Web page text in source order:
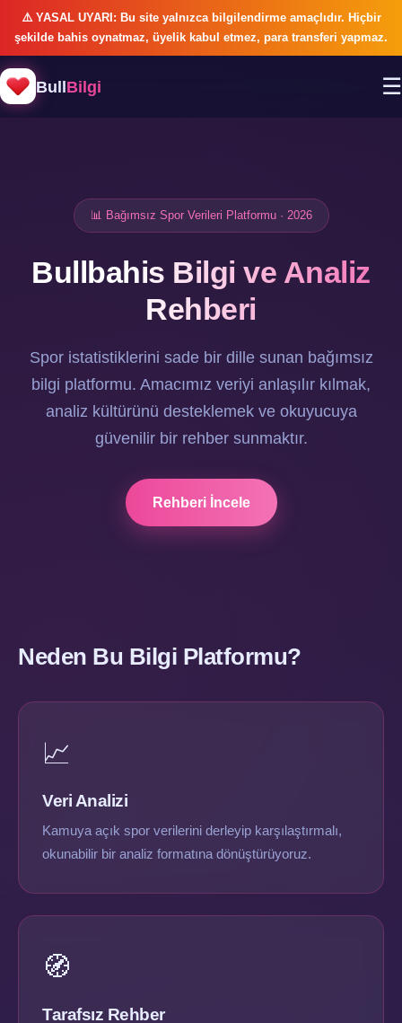
⚠️ YASAL UYARI: Bu site yalnızca bilgilendirme amaçlıdır. Hiçbir
şekilde bahis oynatmaz, üyelik kabul etmez, para transferi yapmaz.
BullBilgi ☰
📊 Bağımsız Spor Verileri Platformu · 2026
Bullbahis Bilgi ve Analiz
Rehberi
Spor istatistiklerini sade bir dille sunan bağımsız
bilgi platformu. Amacımız veriyi anlaşılır kılmak,
analiz kültürünü desteklemek ve okuyucuya
güvenilir bir rehber sunmaktır.
Rehberi İncele
Neden Bu Bilgi Platformu?
📈
Veri Analizi
Kamuya açık spor verilerini derleyip karşılaştırmalı,
okunabilir bir analiz formatına dönüştürüyoruz.
🧭
Tarafsız Rehber